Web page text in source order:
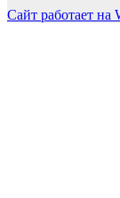
Сайт работает на